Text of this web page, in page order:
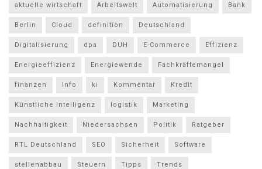
aktuelle wirtschaft Arbeitswelt Automatisierung Bank
Berlin Cloud definition Deutschland
Digitalisierung dpa DUH E-Commerce Effizienz
Energieeffizienz Energiewende Fachkräftemangel
finanzen Info ki Kommentar Kredit
Künstliche Intelligenz logistik Marketing
Nachhaltigkeit Niedersachsen Politik Ratgeber
RTL Deutschland SEO Sicherheit Software
stellenabbau Steuern Tipps Trends